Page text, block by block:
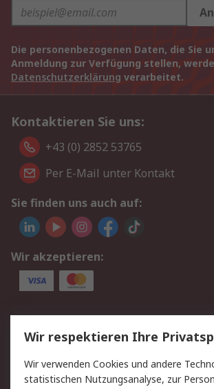
Die personenbezogenen Daten, die Sie
Anmeldung zur Verfügung stellen,
Datenschutzerklärung verarbeitet.
Kontaktieren Sie uns:
+43 (0) 2852 53765
Per E-Mail unter Kontakt
Sie finden uns auch auf:
Wir akzeptieren:
Service
Value Added Services
Rücksendung/Entsorgung Kontakt
Hilfe
Wir respektieren Ihre
Wir verwenden Cookies und andere
statistischen Nutzungsanalyse, zur